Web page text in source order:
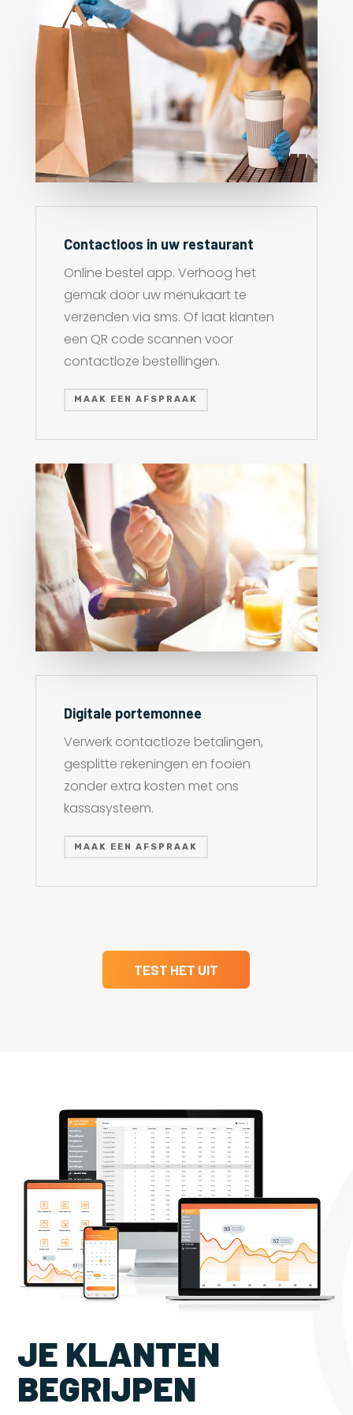
Contactloos in uw restaurant
Online bestel app. Verhoog het
gemak door uw menukaart te
verzenden via sms. Of laat klanten
een QR code scannen voor
contactloze bestellingen.
MAAK EEN AFSPRAAK
Digitale portemonnee
Verwerk contactloze betalingen,
gesplitte rekeningen en fooien
zonder extra kosten met ons
kassasysteem.
MAAK EEN AFSPRAAK
TEST HET UIT
JE KLANTEN
BEGRIJPEN